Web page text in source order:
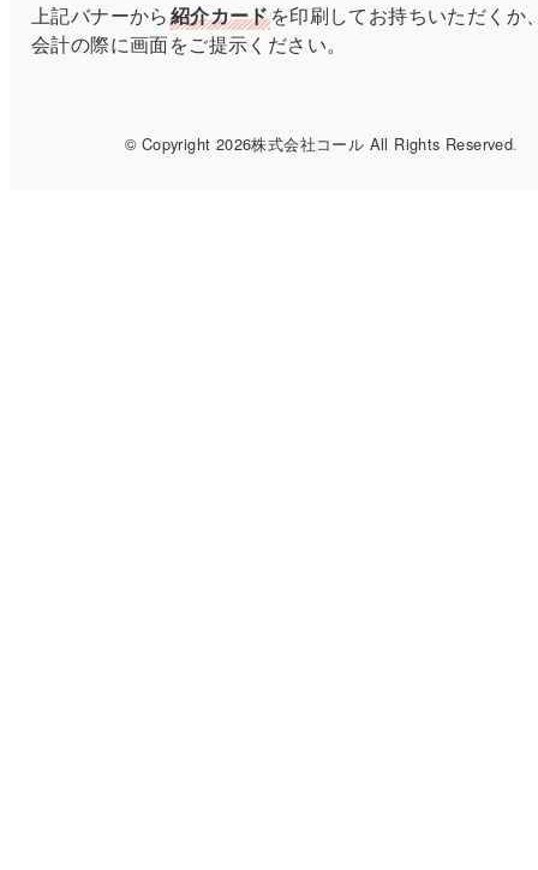
上記バナーから紹介カードを印刷してお持ちいただくか
会計の際に画面をご提示ください。
© Copyright 2026株式会社コール All Rights Reserved.